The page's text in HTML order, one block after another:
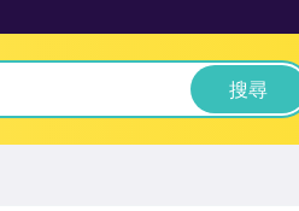
搜尋